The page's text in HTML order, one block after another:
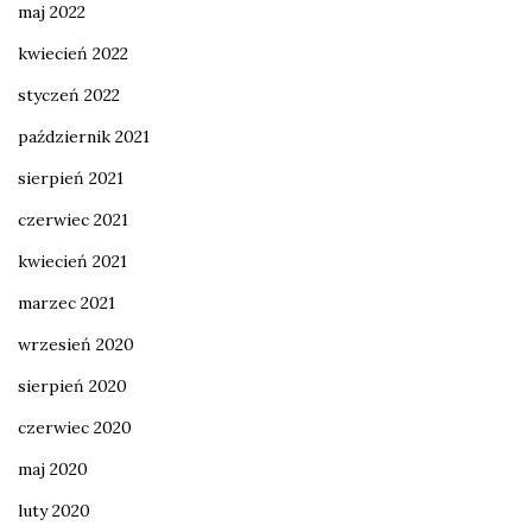
maj 2022
kwiecień 2022
styczeń 2022
październik 2021
sierpień 2021
czerwiec 2021
kwiecień 2021
marzec 2021
wrzesień 2020
sierpień 2020
czerwiec 2020
maj 2020
luty 2020